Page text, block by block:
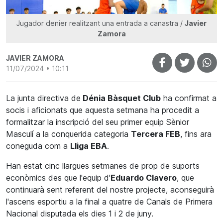
Jugador denier realitzant una entrada a canastra / Javier
Zamora
JAVIER ZAMORA
11/07/2024 • 10:11
La junta directiva de Dénia Bàsquet Club ha confirmat a
socis i aficionats que aquesta setmana ha procedit a
formalitzar la inscripció del seu primer equip Sènior
Masculí a la conquerida categoria Tercera FEB, fins ara
coneguda com a Lliga EBA.
Han estat cinc llargues setmanes de prop de suports
econòmics des que l'equip d'Eduardo Clavero, que
continuarà sent referent del nostre projecte, aconseguirà
l'ascens esportiu a la final a quatre de Canals de Primera
Nacional disputada els dies 1 i 2 de juny.